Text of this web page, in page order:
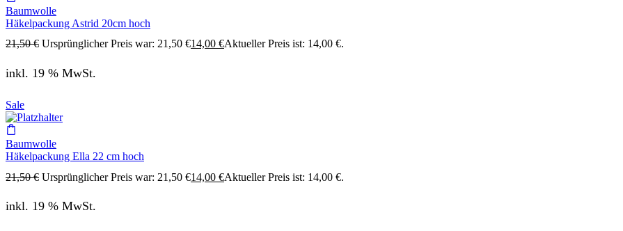
Baumwolle
Häkelpackung Astrid 20cm hoch
21,50€ Ursprünglicher Preis war: 21,50 €14,00 €Aktueller Preis ist: 14,00 €.
inkl. 19 % MwSt.
Sale
Baumwolle
Häkelpackung Ella 22 cm hoch
21,50€ Ursprünglicher Preis war: 21,50 €14,00 €Aktueller Preis ist: 14,00 €.
inkl. 19 % MwSt.